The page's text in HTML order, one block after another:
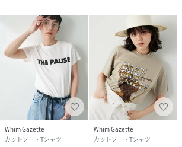
Whim Gazette
カットソー・Tシャツ
Whim Gazette
カットソー・Tシャツ